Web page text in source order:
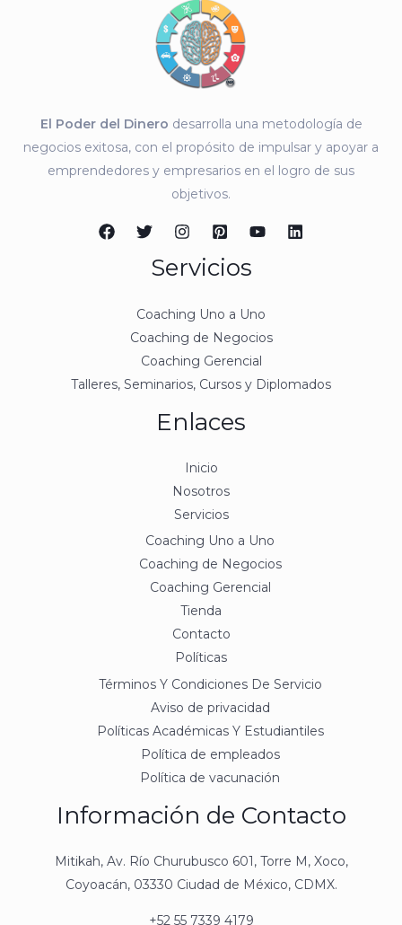
El Poder del Dinero desarrolla una metodología de
negocios exitosa, con el propósito de impulsar y apoyar a
emprendedores y empresarios en el logro de sus
objetivos.
Servicios
Coaching Uno a Uno
Coaching de Negocios
Coaching Gerencial
Talleres, Seminarios, Cursos y Diplomados
Enlaces
Inicio
Nosotros
Servicios
Coaching Uno a Uno
Coaching de Negocios
Coaching Gerencial
Tienda
Contacto
Políticas
Términos Y Condiciones De Servicio
Aviso de privacidad
Políticas Académicas Y Estudiantiles
Política de empleados
Política de vacunación
Información de Contacto
Mitikah, Av. Río Churubusco 601, Torre M, Xoco,
Coyoacán, 03330 Ciudad de México, CDMX.
+52 55 7339 4179